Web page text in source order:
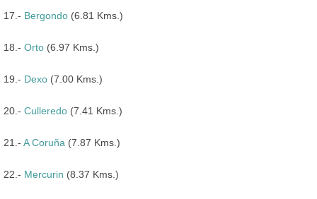
17.- Bergondo (6.81 Kms.)
18.- Orto (6.97 Kms.)
19.- Dexo (7.00 Kms.)
20.- Culleredo (7.41 Kms.)
21.- A Coruña (7.87 Kms.)
22.- Mercurin (8.37 Kms.)